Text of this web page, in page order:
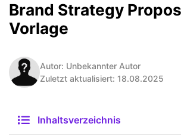
Brand Strategy
Vorlage
Autor: Unbekannter Autor
Zuletzt aktualisiert: 18.08.2025
Inhaltsverzeichnis